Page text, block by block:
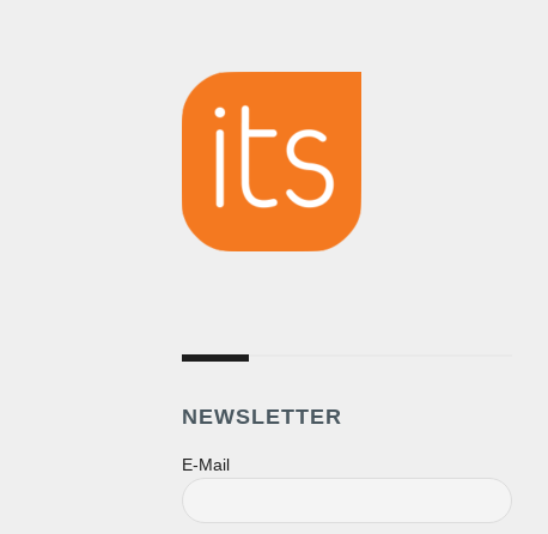
NEWSLETTER
E-Mail